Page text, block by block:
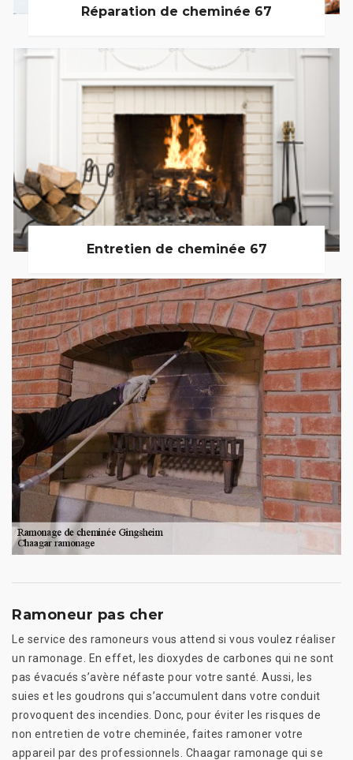
Réparation de cheminée 67
Entretien de cheminée 67
Ramoneur pas cher
Le service des ramoneurs vous attend si vous voulez réaliser
un ramonage. En effet, les dioxydes de carbones qui ne sont
pas évacués s’avère néfaste pour votre santé. Aussi, les
suies et les goudrons qui s’accumulent dans votre conduit
provoquent des incendies. Donc, pour éviter les risques de
non entretien de votre cheminée, faites ramoner votre
appareil par des professionnels. Chaagar ramonage qui se